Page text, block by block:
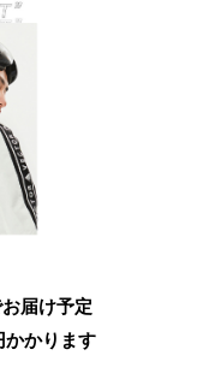
届け予定
かかります